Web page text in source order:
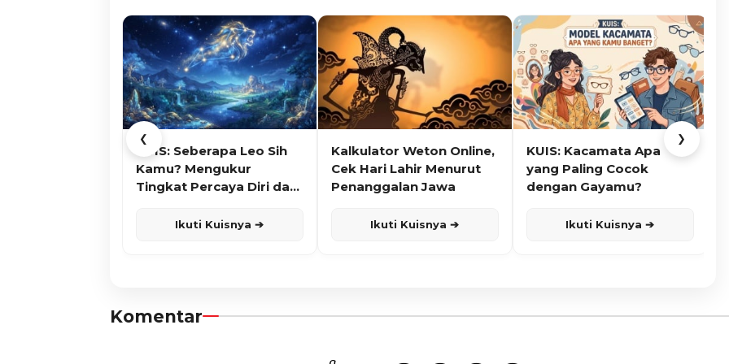
❮
KUIS: Seberapa Leo Sih
Kamu? Mengukur
Tingkat Percaya Diri dan
Ikuti Kuisnya ➔
Kalkulator Weton Online,
Cek Hari Lahir Menurut
Penanggalan Jawa
Ikuti Kuisnya ➔
KUIS: Kacamata Apa
yang Paling Cocok
dengan Gayamu?
Ikuti Kuisnya ➔
❯
Komentar